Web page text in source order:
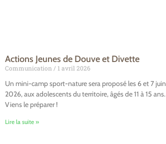
Actions Jeunes de Douve et Divette
Communication 1 avril 2026
Un mini-camp sport-nature sera proposé les 6 et 7 juin
2026, aux adolescents du territoire, âgés de 11 à 15 ans.
Viens le préparer !
Lire la suite »